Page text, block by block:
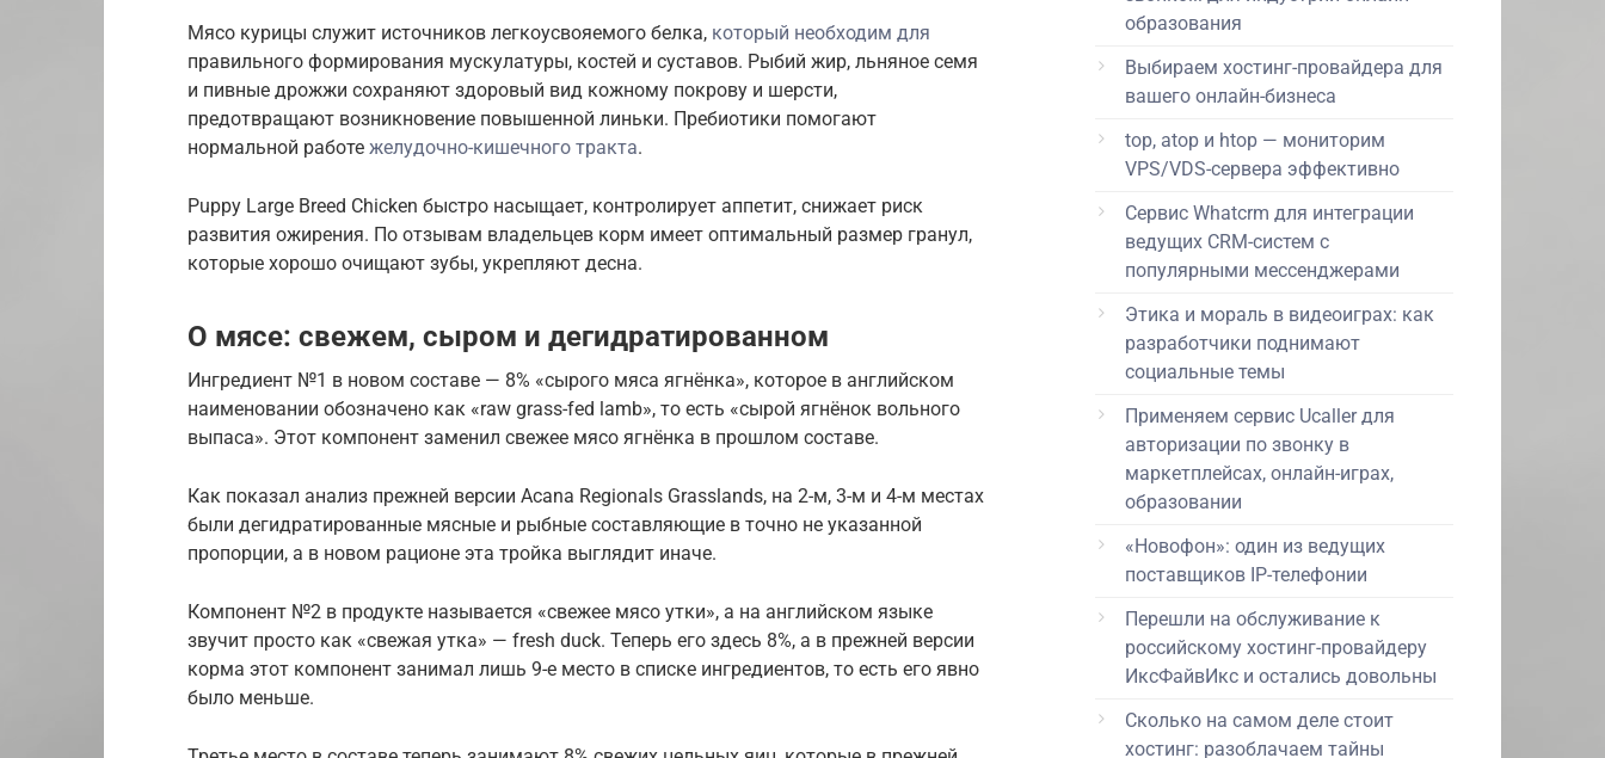
Мясо курицы служит источников легкоусвояемого белка, который необходим для
правильного формирования мускулатуры, костей и суставов. Рыбий жир, льняное семя
и пивные дрожжи сохраняют здоровый вид кожному покрову и шерсти,
предотвращают возникновение повышенной линьки. Пребиотики помогают
нормальной работе желудочно-кишечного тракта.
Puppy Large Breed Chicken быстро насыщает, контролирует аппетит, снижает риск
развития ожирения. По отзывам владельцев корм имеет оптимальный размер гранул,
которые хорошо очищают зубы, укрепляют десна.
О мясе: свежем, сыром и дегидратированном
Ингредиент №1 в новом составе — 8% «сырого мяса ягнёнка», которое в английском
наименовании обозначено как «raw grass-fed lamb», то есть «сырой ягнёнок вольного
выпаса». Этот компонент заменил свежее мясо ягнёнка в прошлом составе.
Как показал анализ прежней версии Acana Regionals Grasslands, на 2-м, 3-м и 4-м местах
были дегидратированные мясные и рыбные составляющие в точно не указанной
пропорции, а в новом рационе эта тройка выглядит иначе.
Компонент №2 в продукте называется «свежее мясо утки», а на английском языке
звучит просто как «свежая утка» — fresh duck. Теперь его здесь 8%, а в прежней версии
корма этот компонент занимал лишь 9-е место в списке ингредиентов, то есть его явно
было меньше.
образования
Выбираем хостинг-провайдера для
вашего онлайн-бизнеса
top, atop и htop — мониторим
VPS/VDS-сервера эффективно
Сервис Whatcrm для интеграции
ведущих CRM-систем с
популярными мессенджерами
Этика и мораль в видеоиграх: как
разработчики поднимают
социальные темы
Применяем сервис Ucaller для
авторизации по звонку в
маркетплейсах, онлайн-играх,
образовании
«Новофон»: один из ведущих
поставщиков IP-телефонии
Перешли на обслуживание к
российскому хостинг-провайдеру
ИксФайвИкс и остались довольны
Сколько на самом деле стоит
хостинг: разоблачаем тайны